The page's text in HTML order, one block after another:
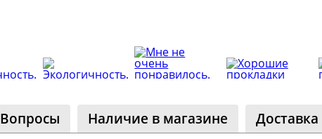
25 000+ читателей
8 000+ читателей
Вопросы Наличие в магазине Доставка